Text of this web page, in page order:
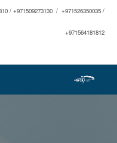
/ +971509273130 / +971526350035 /
+971564181812